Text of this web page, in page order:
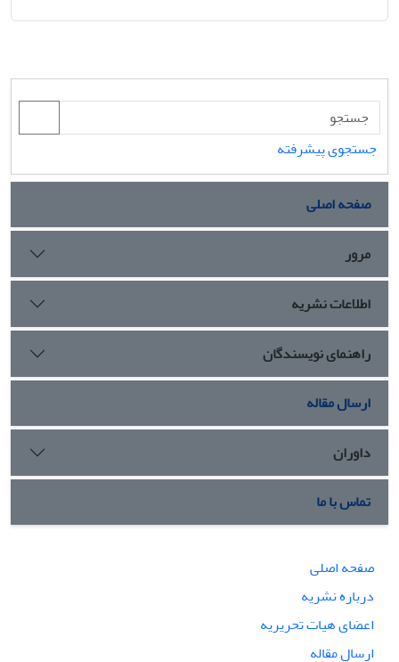
جستجوی پیشرفته
صفحه اصلی
مرور
اطلاعات نشریه
راهنمای نویسندگان
ارسال مقاله
داوران
تماس با ما
صفحه اصلی
درباره نشریه
اعضای هیات تحریریه
ارسال مقاله